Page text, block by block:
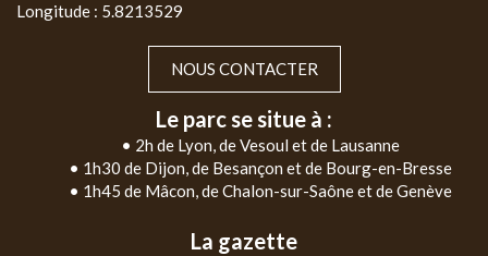
Longitude : 5.8213529
NOUS CONTACTER
Le parc se situe à :
• 2h de Lyon, de Vesoul et de Lausanne
• 1h30 de Dijon, de Besançon et de Bourg-en-Bresse
• 1h45 de Mâcon, de Chalon-sur-Saône et de Genève
La gazette